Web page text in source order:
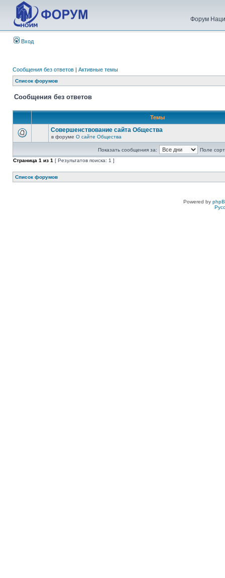
Форум
Вход
Сообщения без ответов | Активные темы
Список форумов
Сообщения без ответов
Темы
Совершенствование сайта Общества
в форуме О сайте Общества
Показать сообщения за:
Поле
Страница 1 из 1 [ Результатов поиска: 1 ]
Список форумов
Powered by